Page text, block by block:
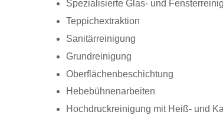
Spezialisierte Glas- und
Teppichextraktion
Sanitärreinigung
Grundreinigung
Oberflächenbeschichtung
Hebebühnenarbeiten
Hochdruckreinigung mit Heiß- und